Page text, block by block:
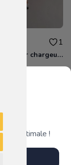
1
Skylanders Super chargeur Higt volt
optimale !